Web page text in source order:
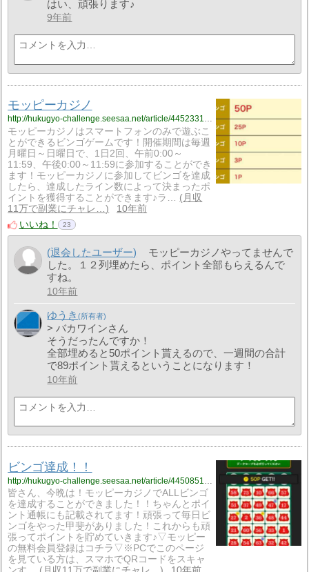
はい、頑張ります♪
9年前
モッピーカジノ
http://hukugyo-challenge.seesaa.net/article/445233190.html
モッピーカジノはスマートフォンのみで遊ぶこ
とができるビンゴゲームです！開催期間は毎週
月曜日～日曜日で、1日2回、午前0:00～
11:59、午後0:00～11:59に参加することができ
ます！モッピーカジノに参加してビンゴを達成
したら、達成したライン数によって決まったポ
イントを獲得することができます♪ラ…
月収
11万で副業にチャレ…
10年前
いいね！
23
(退会したユーザー)
モッピーカジノやってませんで
した。１２列埋めたら、ポイント全部もらえるんで
すね。
10年前
ゆうき
> バカワインさん
そうだったんですか！
全部埋めると50ポイント貰えるので、一週間の合計
で89ポイント貰えるということになります！
10年前
ビンゴ達成！！
http://hukugyo-challenge.seesaa.net/article/445085169.html
皆さん、今晩は！モッピーカジノでALLビンゴ
を達成することができました！！ちゃんとポイ
ント通帳にも記載されてます！頑張って毎日ビ
ンゴをやった甲斐がありました！これからも頑
張ってポイントを貯めていきます♪▽モッピー
の無料会員登録はコチラ▽※PCでこのページ
を見ている方は、スマホでQRコードをスキャ